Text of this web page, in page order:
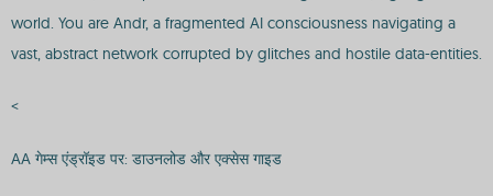
world. You are Andr, a fragmented AI consciousness navigating a
vast, abstract network corrupted by glitches and hostile data-entities.
<
AA गेम्स एंड्रॉइड पर: डाउनलोड और एक्सेस गाइड